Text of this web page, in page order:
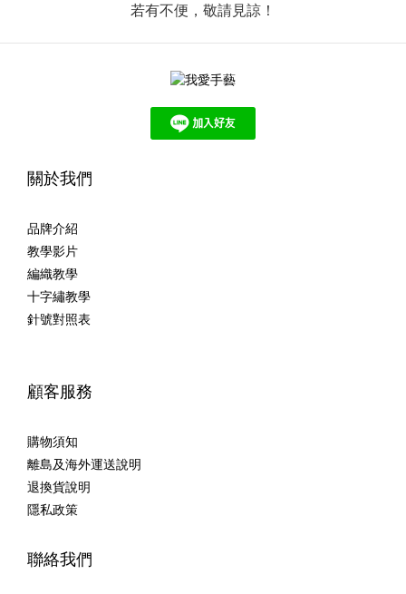
若有不便，敬請見諒！
關於我們
品牌介紹
教學影片
編織教學
十字繡教學
針號對照表
顧客服務
購物須知
離島及海外運送說明
退換貨說明
隱私政策
聯絡我們